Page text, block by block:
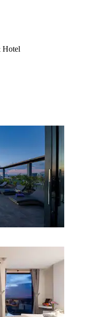
Hotel